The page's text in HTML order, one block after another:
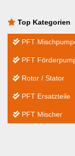
Top Kategorien
PFT
PFT
Rotor / Stator
PFT Ersatzteile
PFT Mischer